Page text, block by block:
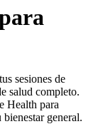
sesiones de
salud completo.
Health para
general.